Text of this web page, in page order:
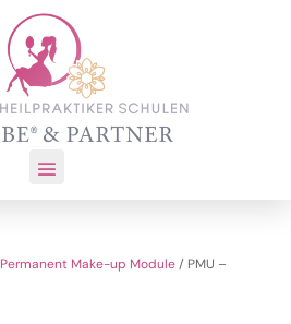
Permanent Make-up Module/ PMU –